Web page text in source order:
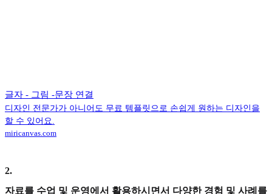
글자 - 그림 -문장 연결
디자인 전문가가 아니어도 무료 템플릿으로 손쉽게 원하는 디자인을
할 수 있어요.
miricanvas.com
2.
자료를 수업 및 운영에서 활용하시면서 다양한 경험 및 사례를